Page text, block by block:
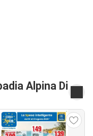
Alpina Di